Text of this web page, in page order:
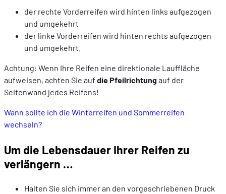
der rechte Vorderreifen wird hinten links aufgezogen
und umgekehrt
der linke Vorderreifen wird hinten rechts aufgezogen
und umgekehrt.
Achtung: Wenn Ihre Reifen eine direktionale Lauffläche
aufweisen, achten Sie auf die Pfeilrichtungauf der
Seitenwand jedes Reifens!
Wann sollte ich die Winterreifen und Sommerreifen
wechseln?
Um die Lebensdauer Ihrer Reifen zu
verlängern …
Halten Sie sich immer an den vorgeschriebenen Druck